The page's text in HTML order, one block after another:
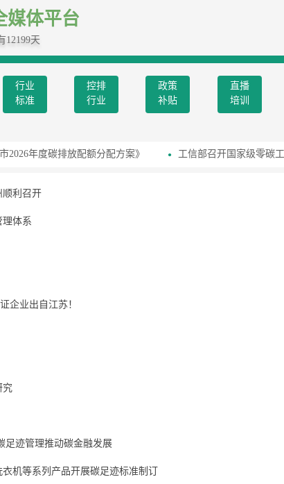
媒体平台
12199天
行业
标准
控排
行业
政策
补贴
直播
培训
年度碳排放配额分配方案》 工信部召开国家级零碳工
顺利召开
理体系
企业出自江苏！
究
足迹管理推动碳金融发展
机等系列产品开展碳足迹标准制订